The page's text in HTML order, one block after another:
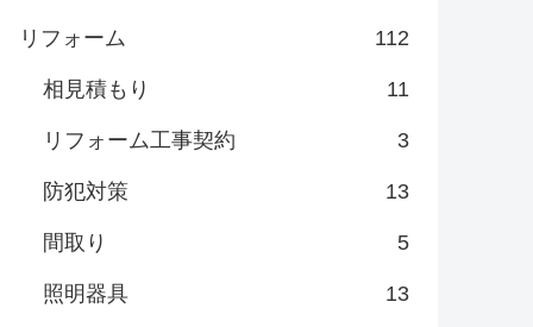
リフォーム 112
相見積もり 11
リフォーム工事契約 3
防犯対策 13
間取り 5
照明器具 13